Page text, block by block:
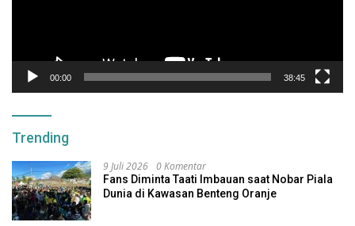
00:00 38:45
Trending
9 Juli 2026 0 Komentar
Fans Diminta Taati Imbauan saat Nobar Piala
Dunia di Kawasan Benteng Oranje